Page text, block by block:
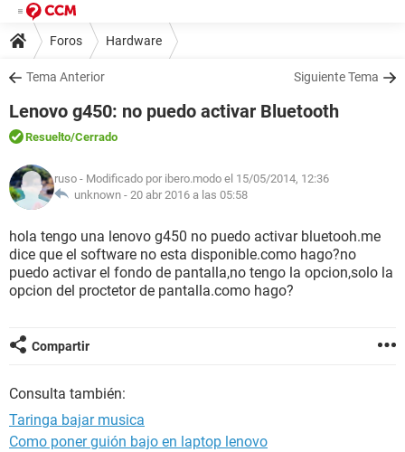
Foros Hardware
Tema Anterior Siguiente Tema
Lenovo g450: no puedo activar Bluetooth
Resuelto/Cerrado
ruso - Modificado por ibero.modo el 15/05/2014, 12:36
unknown - 20 abr 2016 a las 05:58
hola tengo una lenovo g450 no puedo activar bluetooh.me
dice que el software no esta disponible.como hago?no
puedo activar el fondo de pantalla,no tengo la opcion,solo la
opcion del proctetor de pantalla.como hago?
Compartir
Consulta también:
Taringa bajar musica
Como poner guión bajo en laptop lenovo